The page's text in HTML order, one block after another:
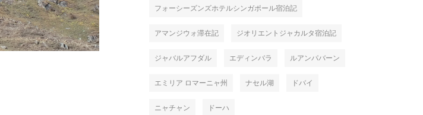
フォーシーズンズホテルシンガポール宿泊記
アマンジウォ滞在記 ジオリエントジャカルタ宿泊記
ジャバルアフダル エディンバラ ルアンパバーン
エミリア ロマーニャ州 ナセル湖 ドバイ
ニャチャン ドーハ